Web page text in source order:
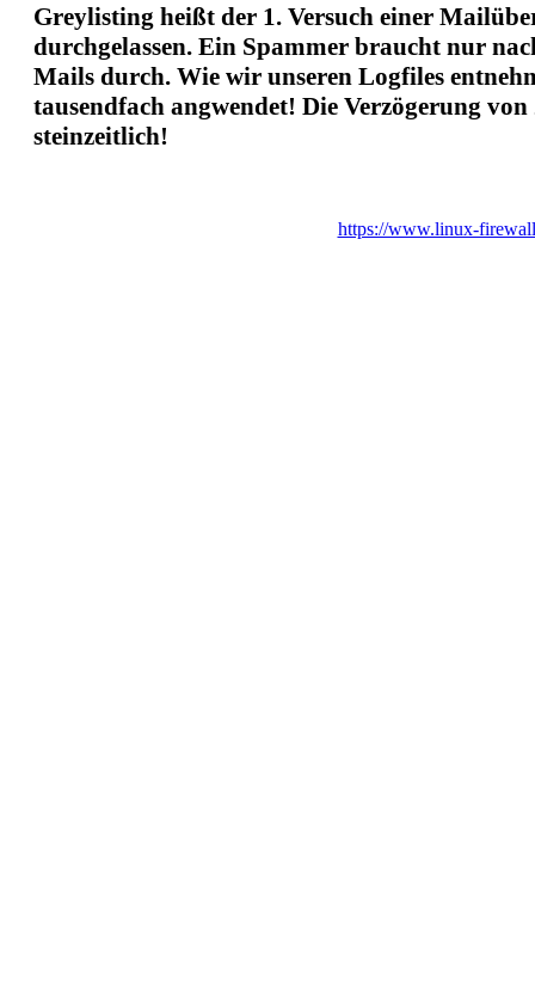
Greylisting heißt der 1. Versuch einer
durchgelassen. Ein Spammer braucht nur
Mails durch. Wie wir unseren Logfiles
tausendfach angwendet! Die Verzögerung
steinzeitlich!
https://www.linux-